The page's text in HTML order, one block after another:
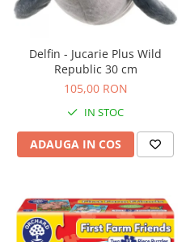
Delfin - Jucarie Plus Wild
Republic 30 cm
105,00 RON
IN STOC
ADAUGA IN COS